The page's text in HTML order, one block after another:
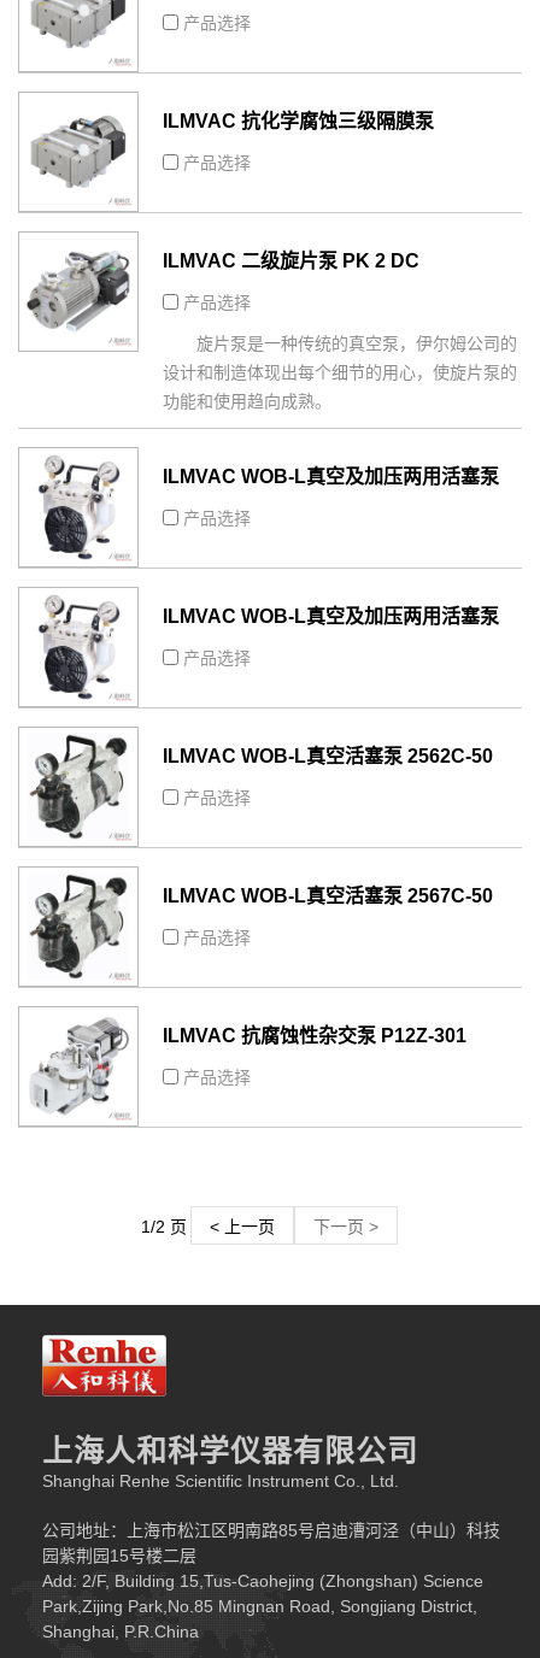
MPC901Z
产品选择
ILMVAC 抗化学腐蚀三级隔膜泵
MPC601T
产品选择
ILMVAC 二级旋片泵 PK 2 DC
产品选择
旋片泵是一种传统的真空泵，伊尔姆公司的
设计和制造体现出每个细节的用心，使旋片泵的
功能和使用趋向成熟。
ILMVAC WOB-L真空及加压两用活塞泵
2534C-02
产品选择
ILMVAC WOB-L真空及加压两用活塞泵
2546C-02
产品选择
ILMVAC WOB-L真空活塞泵 2562C-50
产品选择
ILMVAC WOB-L真空活塞泵 2567C-50
产品选择
ILMVAC 抗腐蚀性杂交泵 P12Z-301
产品选择
1/2 页 < 上一页 下一页 >
上海人和科学仪器有限公司
Shanghai Renhe Scientific Instrument Co., Ltd.
公司地址：上海市松江区明南路85号启迪漕河泾（中山）科技
园紫荆园15号楼二层
Add: 2/F, Building 15,Tus-Caohejing (Zhongshan) Science
Park,Zijing Park,No.85 Mingnan Road, Songjiang District,
Shanghai, P.R.China